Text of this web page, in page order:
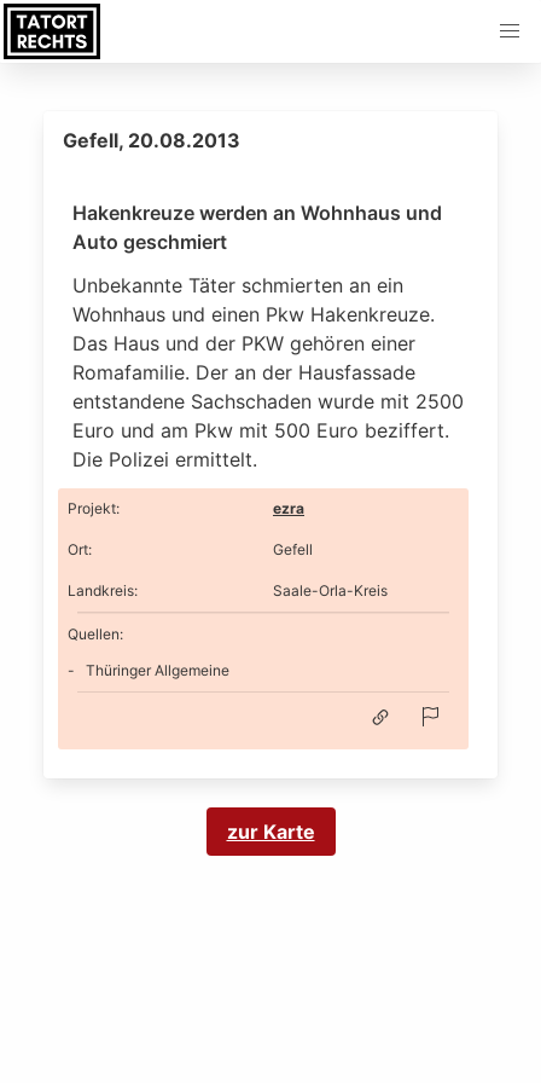
Gefell, 20.08.2013
Hakenkreuze werden an Wohnhaus und
Auto geschmiert
Unbekannte Täter schmierten an ein
Wohnhaus und einen Pkw Hakenkreuze.
Das Haus und der PKW gehören einer
Romafamilie. Der an der Hausfassade
entstandene Sachschaden wurde mit 2500
Euro und am Pkw mit 500 Euro beziffert.
Die Polizei ermittelt.
Projekt: ezra
Ort: Gefell
Landkreis: Saale-Orla-Kreis
Quellen:
Thüringer Allgemeine
zur Karte